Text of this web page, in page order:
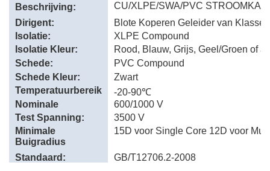
Beschrijving:
CU/XLPE/SWA/PVC
Dirigent:
Blote Koperen Geleider van Klasse
Isolatie:
XLPE Compound
Isolatie Kleur:
Rood, Blauw, Grijs, Geel/Groen of
Schede:
PVC Compound
Schede Kleur:
Zwart
Temperatuurbereik
:
-20-90℃
Nominale
Spanning:
600/1000 V
Test Spanning:
3500 V
Minimale
Buigradius
15D voor Single Core 12D voor
Standaard: GB/T12706.2-2008